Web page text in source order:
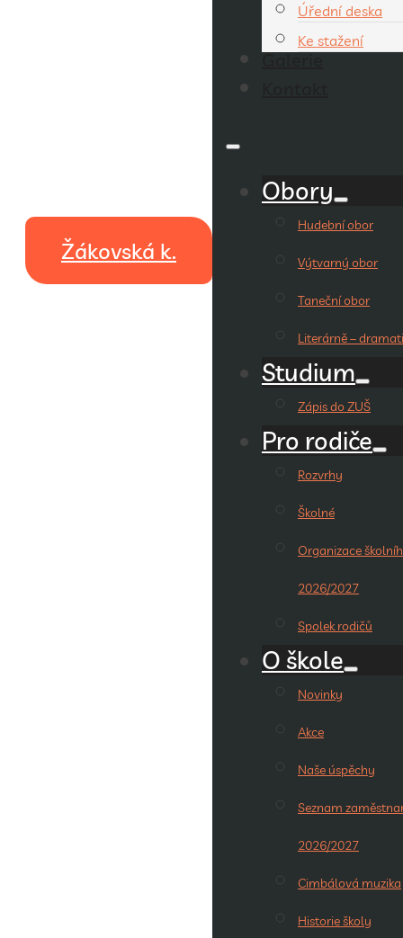
Žákovská k.
Úřední deska
Ke stažení
Galerie
Obory
Hudební obor
Výtvarný obor
Taneční obor
Literárně –
Studium
Zápis do ZUŠ
Pro rodiče
Rozvrhy
Školné
Organizace
2026/2027
Spolek rodičů
O škole
Novinky
Akce
Naše úspěchy
Seznam
2026/2027
Cimbálová muzika
Historie školy